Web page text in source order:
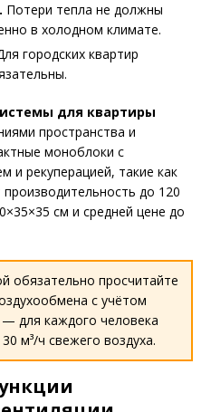
Потери тепла не должны
в холодном климате.
городских квартир
для квартиры
пространства и
моноблоки с
и рекуперацией, такие как
до 120
см и средней цене до
обязательно просчитайте
с учётом
для каждого человека
м³/ч свежего воздуха.